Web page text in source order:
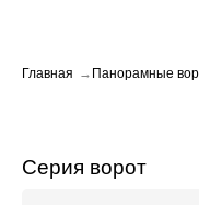
Главная Панорамные
Серия ворот